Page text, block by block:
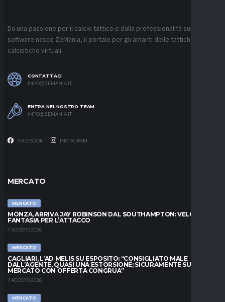
Da una passione per il calcio tattico e dalla professionalità sui
software nasce ZeMania, il portale per gli amanti delle tattiche
calcistiche virtuali.
CONTATTACI
INFO@ZEMANIA.IT
ENTRA NEL NOSTRO TEAM
INFO@ZEMANIA.IT
FACEBOOK INSTAGRAM
MERCATO
MERCATO
MONZA, ARRIVA JAY ROBINSON DAL SOUTHAMPTON: VELOCITÀ E
FANTASIA PER L’ATTACCO
7 AGOSTO 2026
MERCATO
CAGLIARI, L’AD MELIS SU ESPOSITO: “CONSIGLIATO MALE
DALL’AGENTE, QUASI UNA ESTORSIONE; SICURAMENTE SUL
MERCATO CON OFFERTA CONGRUA”
7 AGOSTO 2026
MERCATO